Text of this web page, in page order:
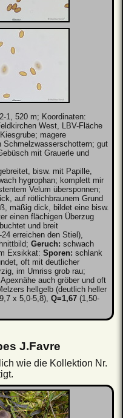
1, 520 m; Koordinaten:
West, LBV-Fläche
magere
Schmelzwasserschottern; gut
mit Grauerle und
bisw. mit Papille,
hygrophan; komplett mir
Velum übersponnen;
auf rötlichbraunem Grund
mäßig dick, bildet eine bisw.
einen flächigen Überzug
und breit
erreichen den Stiel),
Geruch: schwach
Exsikkat: Sporen: schlank
oft mit deutlicher
im Umriss grob rau;
auch gröber und oft
hellgelb (deutlich heller
x 5,0-5,8), Q=1,67(1,50-
J.Favre
wie die Kollektion Nr.